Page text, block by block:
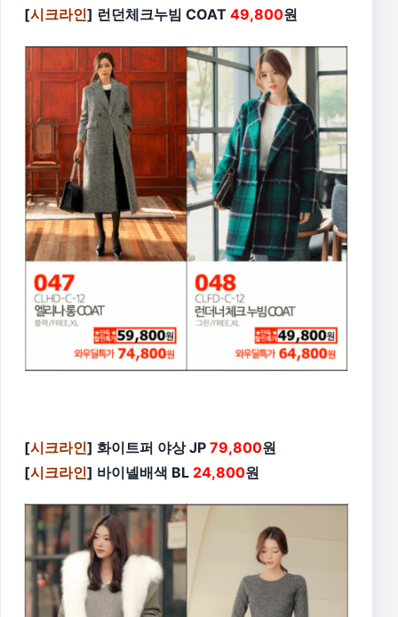
[시크라인] 런던체크누빔 COAT 49,800원
[시크라인] 화이트퍼 야상 JP 79,800원
[시크라인] 바이넬배색 BL 24,800원